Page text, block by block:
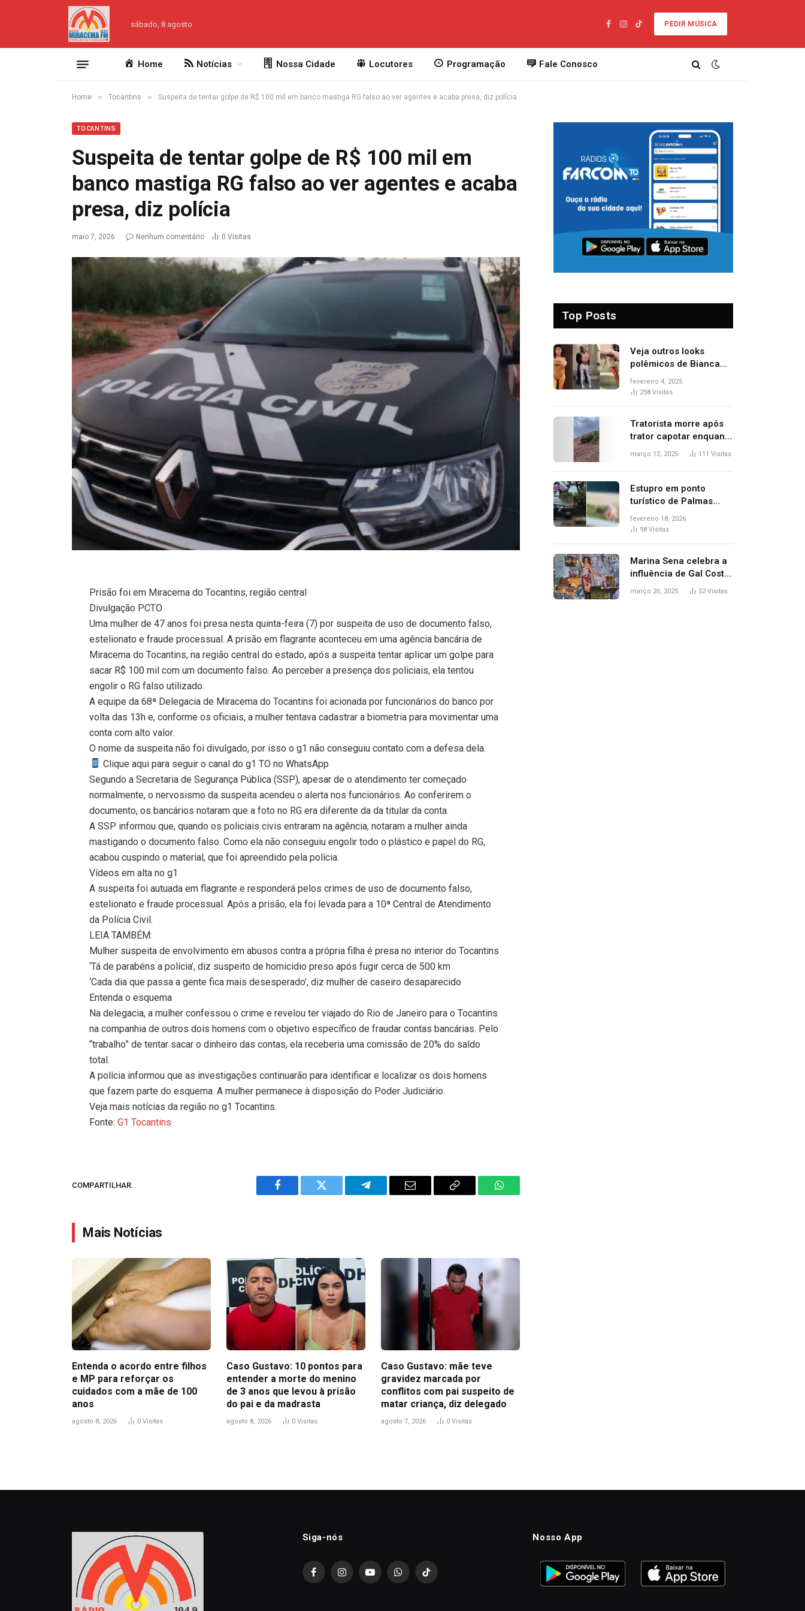
sábado, 8 agosto
Facebook
Instagram
TikTok
PEDIR MÚSICA
Home Notícias Nossa Cidade Locutores Programação Fale Conosco
Home » Tocantins » Suspeita de tentar golpe de R$ 100 mil em banco mastiga RG falso ao ver agentes e acaba presa, diz polícia
TOCANTINS
Suspeita de tentar golpe de R$ 100 mil em
banco mastiga RG falso ao ver agentes e acaba
presa, diz polícia
maio 7, 2026 Nenhum comentário 0 Visitas
Prisão foi em Miracema do Tocantins, região central
Divulgação PCTO
Uma mulher de 47 anos foi presa nesta quinta-feira (7) por suspeita de uso de documento falso,
estelionato e fraude processual. A prisão em flagrante aconteceu em uma agência bancária de
Miracema do Tocantins, na região central do estado, após a suspeita tentar aplicar um golpe para
sacar R$ 100 mil com um documento falso. Ao perceber a presença dos policiais, ela tentou
engolir o RG falso utilizado.
A equipe da 68ª Delegacia de Miracema do Tocantins foi acionada por funcionários do banco por
volta das 13h e, conforme os oficiais, a mulher tentava cadastrar a biometria para movimentar uma
conta com alto valor.
O nome da suspeita não foi divulgado, por isso o g1 não conseguiu contato com a defesa dela.
Clique aqui para seguir o canal do g1 TO no WhatsApp
Segundo a Secretaria de Segurança Pública (SSP), apesar de o atendimento ter começado
normalmente, o nervosismo da suspeita acendeu o alerta nos funcionários. Ao conferirem o
documento, os bancários notaram que a foto no RG era diferente da da titular da conta.
A SSP informou que, quando os policiais civis entraram na agência, notaram a mulher ainda
mastigando o documento falso. Como ela não conseguiu engolir todo o plástico e papel do RG,
acabou cuspindo o material, que foi apreendido pela polícia.
Vídeos em alta no g1
A suspeita foi autuada em flagrante e responderá pelos crimes de uso de documento falso,
estelionato e fraude processual. Após a prisão, ela foi levada para a 10ª Central de Atendimento
da Polícia Civil.
LEIA TAMBÉM:
Mulher suspeita de envolvimento em abusos contra a própria filha é presa no interior do Tocantins
‘Tá de parabéns a polícia’, diz suspeito de homicídio preso após fugir cerca de 500 km
‘Cada dia que passa a gente fica mais desesperado’, diz mulher de caseiro desaparecido
Entenda o esquema
Na delegacia, a mulher confessou o crime e revelou ter viajado do Rio de Janeiro para o Tocantins
na companhia de outros dois homens com o objetivo específico de fraudar contas bancárias. Pelo
“trabalho” de tentar sacar o dinheiro das contas, ela receberia uma comissão de 20% do saldo
total.
A polícia informou que as investigações continuarão para identificar e localizar os dois homens
que fazem parte do esquema. A mulher permanece à disposição do Poder Judiciário.
Veja mais notícias da região no g1 Tocantins.
Fonte:G1 Tocantins
COMPARTILHAR.
Facebook Twitter Telegram Email
Copy
WhatsApp
Mais Notícias
Entenda o acordo entre filhos
e MP para reforçar os
cuidados com a mãe de 100
anos
agosto 8, 2026 0 Visitas
Caso Gustavo: 10 pontos para
entender a morte do menino
de 3 anos que levou à prisão
do pai e da madrasta
agosto 8, 2026 0 Visitas
Caso Gustavo: mãe teve
gravidez marcada por
conflitos com pai suspeito de
matar criança, diz delegado
agosto 7, 2026 0 Visitas
Top Posts
Veja outros looks
polêmicos de Bianca
Censori, esposa de
Kanye West que
fevereiro 4, 2025
258 Visitas
Tratorista morre após
trator capotar enquanto
removia vegetação em
março 12, 2025 111 Visitas
Estupro em ponto
turístico de Palmas
ocorreu em frente à
viatura e base de
fevereiro 18, 2026
98 Visitas
Marina Sena celebra a
influência de Gal Costa
na arte do álbum
março 26, 2025 52Visitas
Siga-nós
FacebookInstagramYouTubeWhatsAppTikTok
Nosso App